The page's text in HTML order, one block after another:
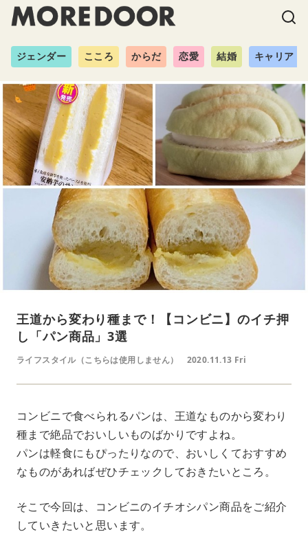
ジェンダー こころ からだ 恋愛 結婚 キャリア
王道から変わり種まで！【コンビニ】のイチ押
し「パン商品」3選
ライフスタイル（こちらは使用しません） 2020.11.13 Fri
コンビニで食べられるパンは、王道なものから変わり
種まで絶品でおいしいものばかりですよね。
パンは軽食にもぴったりなので、おいしくておすすめ
なものがあればぜひチェックしておきたいところ。
そこで今回は、コンビニのイチオシパン商品をご紹介
していきたいと思います。